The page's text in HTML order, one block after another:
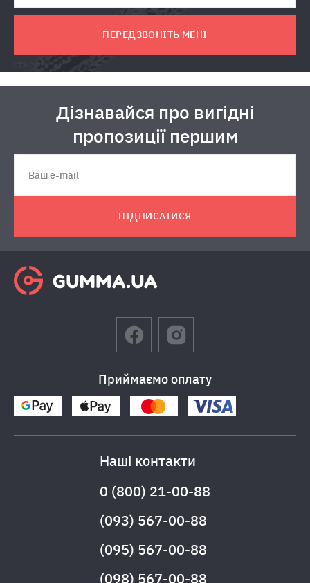
ПЕРЕДЗВОНІТЬ МЕНІ
Дізнавайся про вигідні
пропозиції першим
ПІДПИСАТИСЯ
Приймаємо оплату
Наші контакти
0 (800) 21-00-88
(093) 567-00-88
(095) 567-00-88
(098) 567-00-88